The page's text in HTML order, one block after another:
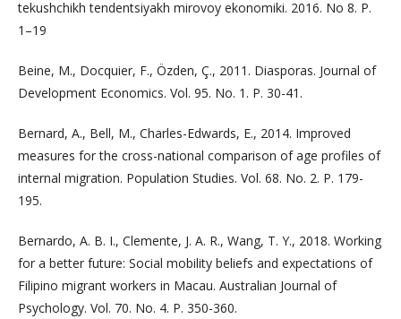
tekushchikh tendentsiyakh mirovoy ekonomiki. 2016. No 8. P.
1–19
Beine, M., Docquier, F., Özden, Ç., 2011. Diasporas. Journal of
Development Economics. Vol. 95. No. 1. P. 30-41.
Bernard, A., Bell, M., Charles-Edwards, E., 2014. Improved
measures for the cross-national comparison of age profiles of
internal migration. Population Studies. Vol. 68. No. 2. P. 179-
195.
Bernardo, A. B. I., Clemente, J. A. R., Wang, T. Y., 2018. Working
for a better future: Social mobility beliefs and expectations of
Filipino migrant workers in Macau. Australian Journal of
Psychology. Vol. 70. No. 4. P. 350-360.